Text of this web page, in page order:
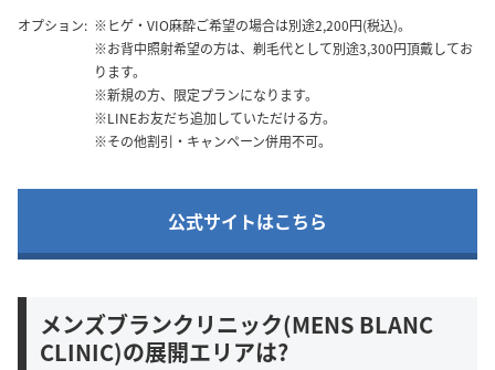
オプション: ※ヒゲ・VIO麻酔ご希望の場合は別途2,200円(税込)。
※お背中照射希望の方は、剃毛代として別途3,300円頂戴してお
ります。
※新規の方、限定プランになります。
※LINEお友だち追加していただける方。
※その他割引・キャンペーン併用不可。
公式サイトはこちら
メンズブランクリニック(MENS BLANC
CLINIC)の展開エリアは?